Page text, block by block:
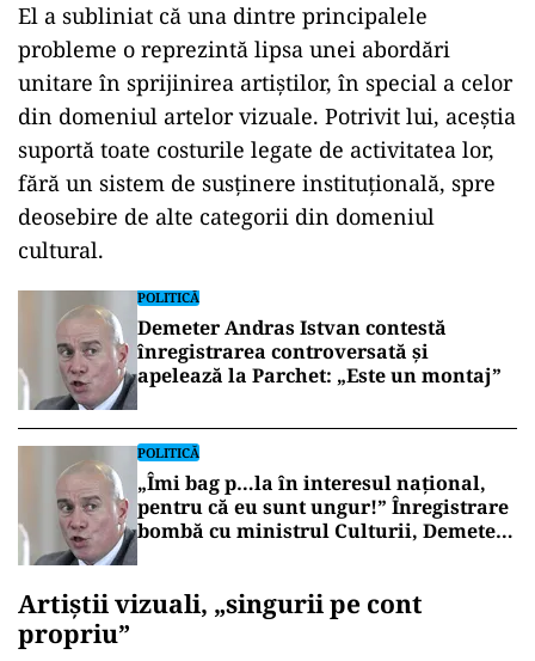
El a subliniat că una dintre principalele
probleme o reprezintă lipsa unei abordări
unitare în sprijinirea artiștilor, în special a celor
din domeniul artelor vizuale. Potrivit lui, aceștia
suportă toate costurile legate de activitatea lor,
fără un sistem de susținere instituțională, spre
deosebire de alte categorii din domeniul
cultural.
POLITICĂ
Demeter Andras Istvan contestă
înregistrarea controversată și
apelează la Parchet: „Este un montaj”
POLITICĂ
„Îmi bag p…la în interesul național,
pentru că eu sunt ungur!” Înregistrare
bombă cu ministrul Culturii, Demeter
Artiștii vizuali, „singurii pe cont
propriu”